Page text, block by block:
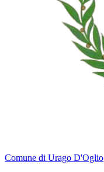
Comune di Urago D'Oglio